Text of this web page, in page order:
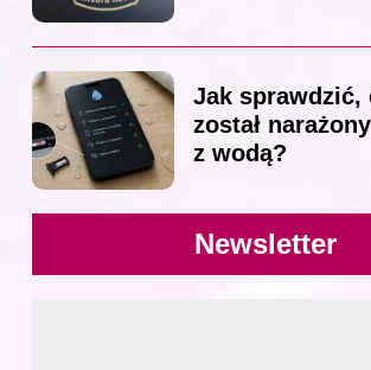
Jak sprawdzić,
został
z wodą?
Newsletter